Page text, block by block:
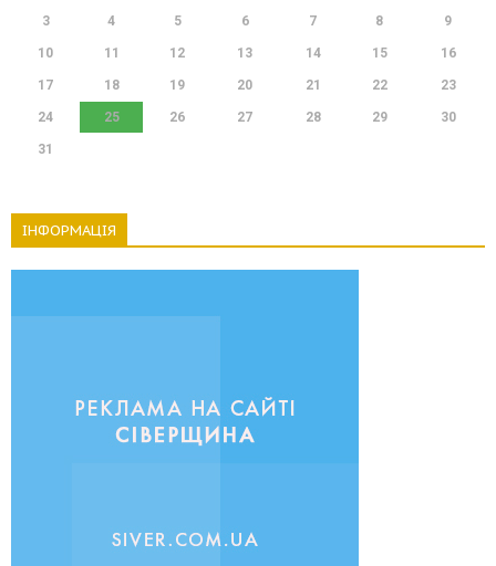
3 4 5 6 7 8 9
10 11 12 13 14 15 16
17 18 19 20 21 22 23
24 25 26 27 28 29 30
31
ІНФОРМАЦІЯ